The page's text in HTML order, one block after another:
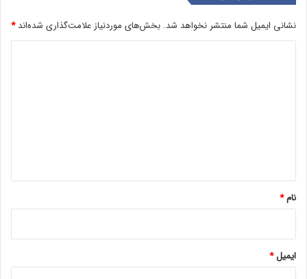
نشانی ایمیل شما منتشر نخواهد شد. بخش‌های موردنیاز علامت‌گذاری شده‌اند*
نام*
ایمیل*